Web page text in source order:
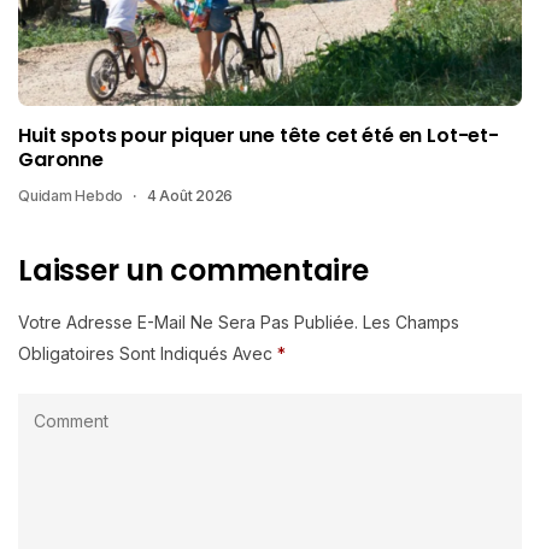
Huit spots pour piquer une tête cet été en Lot-et-
Garonne
Quidam Hebdo 4 Août 2026
Laisser un commentaire
Votre Adresse E-Mail Ne Sera Pas Publiée. Les Champs
Obligatoires Sont Indiqués Avec *